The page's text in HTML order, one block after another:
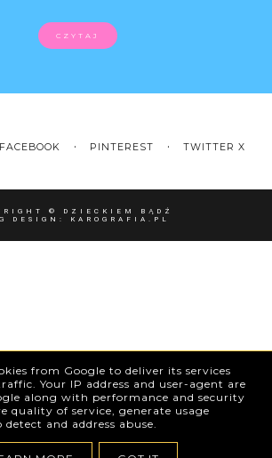
CZYTAJ
FACEBOOK PINTEREST TWITTER X
© DZIECKIEM BĄDŹ
DESIGN: KAROGRAFIA.PL
from Google to deliver its services
Your IP address and user-agent are
along with performance and security
quality of service, generate usage
and address abuse.